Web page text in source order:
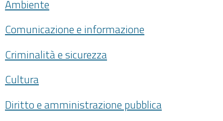
Ambiente
Comunicazione e informazione
Criminalità e sicurezza
Cultura
Diritto e amministrazione pubblica